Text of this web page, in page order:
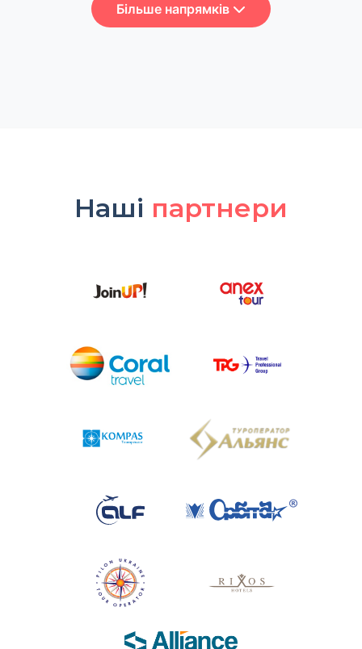
Більше напрямків
Наші партнери